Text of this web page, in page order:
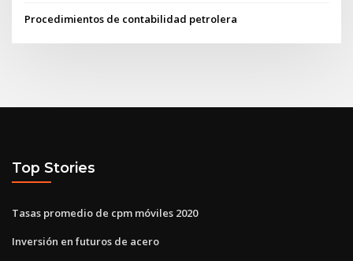
Procedimientos de contabilidad petrolera
Top Stories
Tasas promedio de cpm móviles 2020
Inversión en futuros de acero